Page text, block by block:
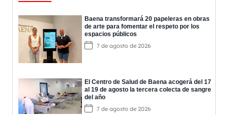
Baena transformará 20 papeleras en obras
de arte para fomentar el respeto por los
espacios públicos
7 de agosto de 2026
El Centro de Salud de Baena acogerá del 17
al 19 de agosto la tercera colecta de sangre
del año
7 de agosto de 2026